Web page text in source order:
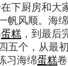
下厨房和大
帆风顺。海绵
蛋糕 ，到最后
五个，从最
习海绵蛋糕